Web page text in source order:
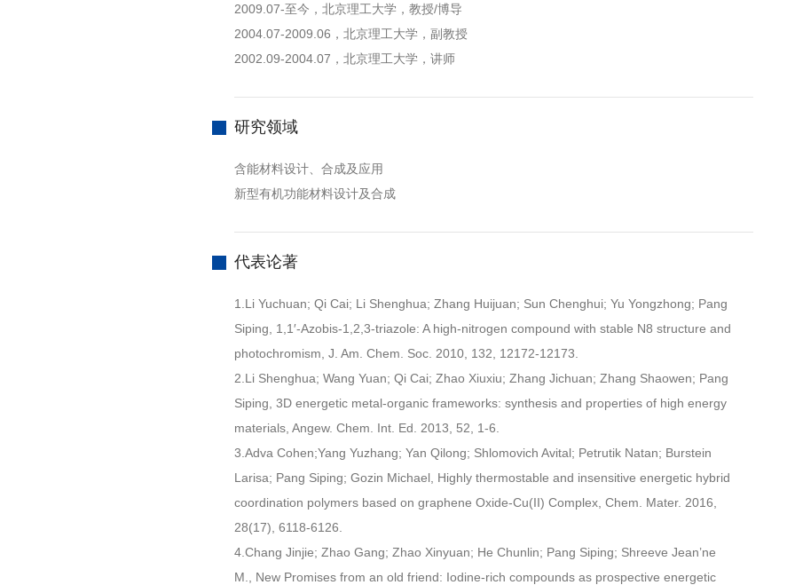
2009.07-至今，北京理工大学，教授/博导
2004.07-2009.06，北京理工大学，副教授
2002.09-2004.07，北京理工大学，讲师
研究领域
含能材料设计、合成及应用
新型有机功能材料设计及合成
代表论著
1.Li Yuchuan; Qi Cai; Li Shenghua; Zhang Huijuan; Sun Chenghui; Yu Yongzhong; Pang
Siping, 1,1′-Azobis-1,2,3-triazole: A high-nitrogen compound with stable N8 structure and
photochromism, J. Am. Chem. Soc. 2010, 132, 12172-12173.
2.Li Shenghua; Wang Yuan; Qi Cai; Zhao Xiuxiu; Zhang Jichuan; Zhang Shaowen; Pang
Siping, 3D energetic metal-organic frameworks: synthesis and properties of high energy
materials, Angew. Chem. Int. Ed. 2013, 52, 1-6.
3.Adva Cohen;Yang Yuzhang; Yan Qilong; Shlomovich Avital; Petrutik Natan; Burstein
Larisa; Pang Siping; Gozin Michael, Highly thermostable and insensitive energetic hybrid
coordination polymers based on graphene Oxide-Cu(II) Complex, Chem. Mater. 2016,
28(17), 6118-6126.
4.Chang Jinjie; Zhao Gang; Zhao Xinyuan; He Chunlin; Pang Siping; Shreeve Jean’ne
M., New Promises from an old friend: Iodine-rich compounds as prospective energetic